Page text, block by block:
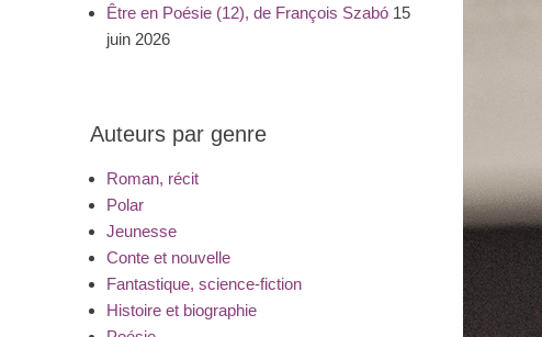
Être en Poésie (12), de François Szabó 15
juin 2026
Auteurs par genre
Roman, récit
Polar
Jeunesse
Conte et nouvelle
Fantastique, science-fiction
Histoire et biographie